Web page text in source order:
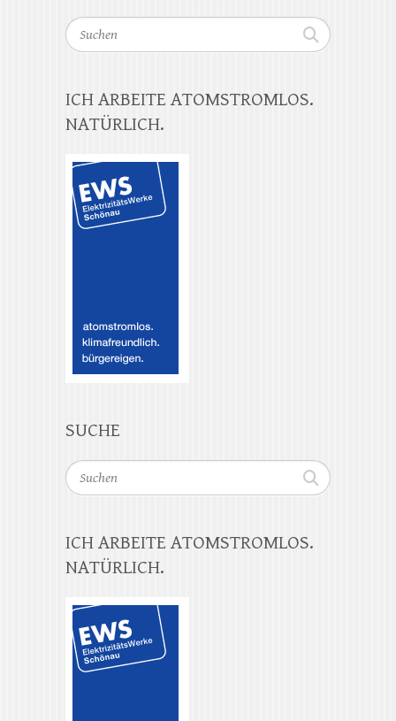
Suchen
ICH ARBEITE ATOMSTROMLOS.
NATÜRLICH.
SUCHE
Suchen
ICH ARBEITE ATOMSTROMLOS.
NATÜRLICH.